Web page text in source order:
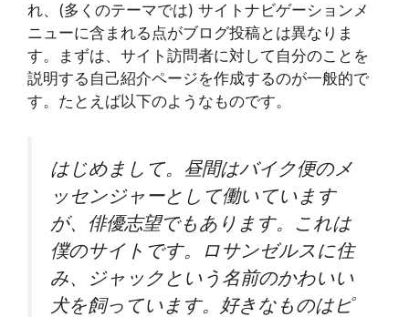
れ、(多くのテーマでは) サイトナビゲーションメ
ニューに含まれる点がブログ投稿とは異なりま
す。まずは、サイト訪問者に対して自分のことを
説明する自己紹介ページを作成するのが一般的で
す。たとえば以下のようなものです。
はじめまして。昼間はバイク便のメ
ッセンジャーとして働いています
が、俳優志望でもあります。これは
僕のサイトです。ロサンゼルスに住
み、ジャックという名前のかわいい
犬を飼っています。好きなものはピ